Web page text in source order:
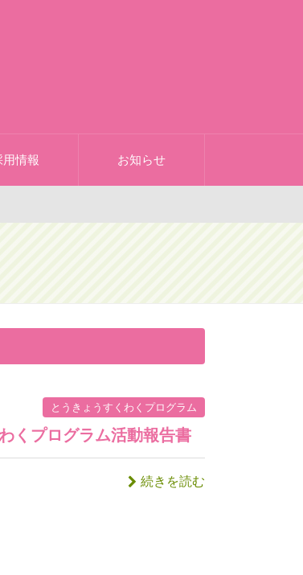
用情報 お知らせ
くプログラム活動報告書
とうきょうすくわくプログラム
続きを読む